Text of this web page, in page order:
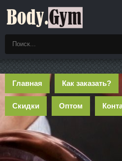
Главная Как заказать?
Скидки Оптом